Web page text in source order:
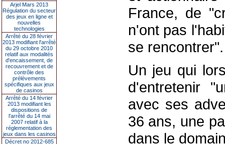
Arjel Mars 2013
Régulation du secteur
des jeux en ligne et
nouvelles
technologies
Arrêté du 28 février
2013 modifiant l'arrêté
du 29 octobre 2010
relatif aux modalités
d'encaissement, de
recouvrement et de
contrôle des
prélèvements
spécifiques aux jeux
de casinos
Arrêté du 14 février
2013 modifiant les
dispositions de
l'arrêté du 14 mai
2007 relatif à la
réglementation des
jeux dans les casinos
Décret no 2012-685
France, de
n'ont pas
se rencontrer".
Un jeu qui
d'entretenir
avec ses
36 ans, une
dans le